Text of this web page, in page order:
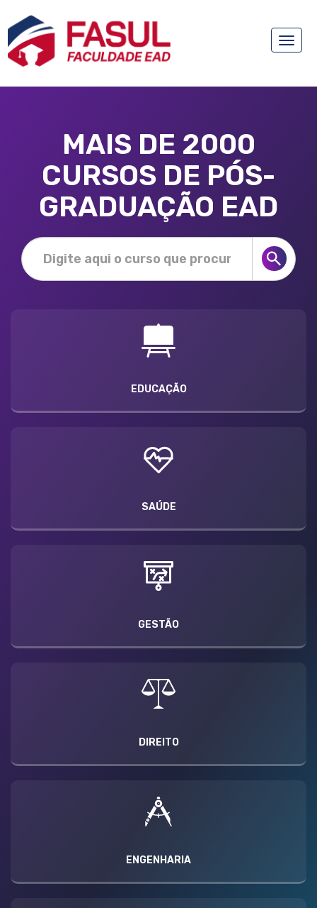
Toggle
MAIS DE 2000
CURSOS DE PÓS-
GRADUAÇÃO EAD
EDUCAÇÃO
SAÚDE
GESTÃO
DIREITO
ENGENHARIA